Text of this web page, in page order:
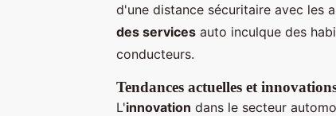
d'une distance sécuritaire avec les
des services auto inculque des
conducteurs.
Tendances actuelles et
L'innovation dans le secteur